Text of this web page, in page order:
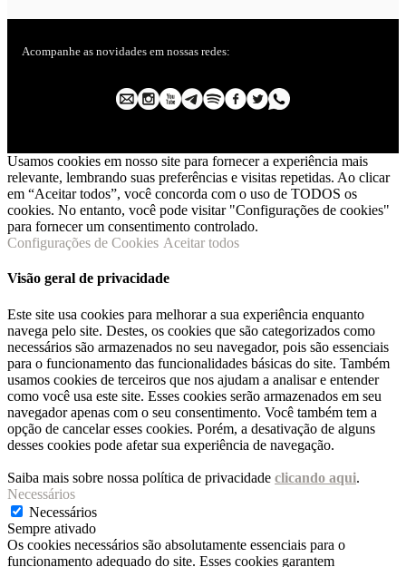
Acompanhe as novidades em nossas redes:
Usamos cookies em nosso site para fornecer a experiência mais
relevante, lembrando suas preferências e visitas repetidas. Ao clicar
em “Aceitar todos”, você concorda com o uso de TODOS os
cookies. No entanto, você pode visitar "Configurações de cookies"
para fornecer um consentimento controlado.
Configurações de Cookies Aceitar todos
Visão geral de privacidade
Este site usa cookies para melhorar a sua experiência enquanto
navega pelo site. Destes, os cookies que são categorizados como
necessários são armazenados no seu navegador, pois são essenciais
para o funcionamento das funcionalidades básicas do site. Também
usamos cookies de terceiros que nos ajudam a analisar e entender
como você usa este site. Esses cookies serão armazenados em seu
navegador apenas com o seu consentimento. Você também tem a
opção de cancelar esses cookies. Porém, a desativação de alguns
desses cookies pode afetar sua experiência de navegação.
Saiba mais sobre nossa política de privacidade clicando aqui.
Necessários
Necessários
Sempre ativado
Os cookies necessários são absolutamente essenciais para o
funcionamento adequado do site. Esses cookies garantem